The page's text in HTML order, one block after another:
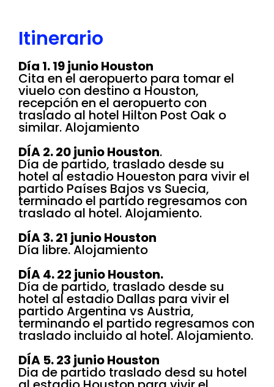
Itinerario
Día 1. 19 junio Houston
Cita en el aeropuerto para tomar el
viuelo con destino a Houston,
recepción en el aeropuerto con
traslado al hotel Hilton Post Oak o
similar. Alojamiento
DÍA 2. 20 junio Houston.
Día de partido, traslado desde su
hotel al estadio Houeston para vivir el
partido Países Bajos vs Suecia,
terminado el partido regresamos con
traslado al hotel. Alojamiento.
DÍA 3. 21 junio Houston
Día libre. Alojamiento
DÍA 4. 22 junio Houston.
Día de partido, traslado desde su
hotel al estadio Dallas para vivir el
partido Argentina vs Austria,
terminando el partido regresamos con
traslado incluido al hotel. Alojamiento.
DÍA 5. 23 junio Houston
Dia de partido traslado desd su hotel